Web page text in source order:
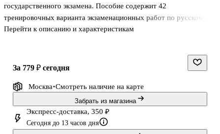
государственного экзамена. Пособие содержит 42
тренировочных варианта экзаменационных работ по русскому
языку, математике, обществознанию, информатике, физике и
требованиями ОГЭ, включает задания разных типов и уровней
помогут в осуществлении контроля и оценки своих знаний.
Материалы пособия будут полезны и учителям, которые найдут в
нём материал для работы на уроках и контроля уровня знаний
школьников по пр
Перейти к описанию и характеристикам
за 779 ₽ сегодня
Москва Смотреть наличие на карте
Забрать из магазина
Экспресс-доставка, 350 ₽
Сегодня до 13 часов дня